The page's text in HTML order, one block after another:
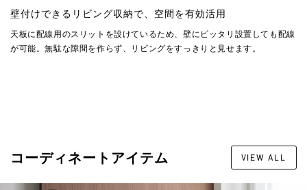
壁付けできるリビング収納で、空間を有効活用
天板に配線用のスリットを設けているため、壁にピッタリ設置しても配線
が可能。無駄な隙間を作らず、リビングをすっきりと見せます。
コーディネートアイテム VIEW ALL